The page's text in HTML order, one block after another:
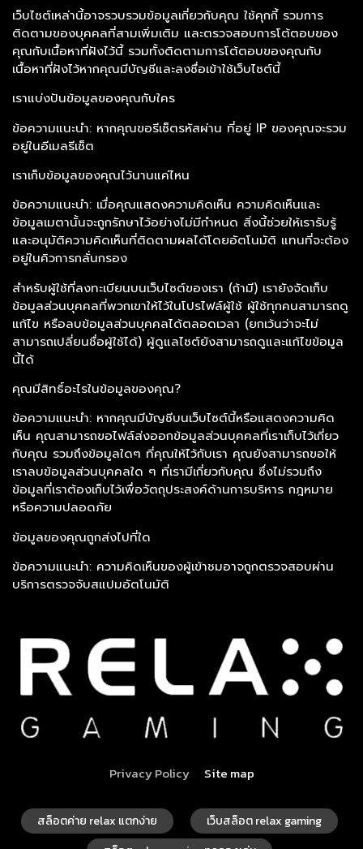
เว็บไซต์เหล่านี้อาจรวบรวมข้อมูลเกี่ยวกับคุณ ใช้คุกกี้ รวมการ
ติดตามของบุคคลที่สามเพิ่มเติม และตรวจสอบการโต้ตอบของ
คุณกับเนื้อหาที่ฝังไว้นี้ รวมทั้งติดตามการโต้ตอบของคุณกับ
เนื้อหาที่ฝังไว้หากคุณมีบัญชีและลงชื่อเข้าใช้เว็บไซต์นี้
เราแบ่งปันข้อมูลของคุณกับใคร
ข้อความแนะนำ: หากคุณขอรีเซ็ตรหัสผ่าน ที่อยู่ IP ของคุณจะรวม
อยู่ในอีเมลรีเซ็ต
เราเก็บข้อมูลของคุณไว้นานแค่ไหน
ข้อความแนะนำ: เมื่อคุณแสดงความคิดเห็น ความคิดเห็นและ
ข้อมูลเมตานั้นจะถูกรักษาไว้อย่างไม่มีกำหนด สิ่งนี้ช่วยให้เรารับรู้
และอนุมัติความคิดเห็นที่ติดตามผลได้โดยอัตโนมัติ แทนที่จะต้อง
อยู่ในคิวการกลั่นกรอง
สำหรับผู้ใช้ที่ลงทะเบียนบนเว็บไซต์ของเรา (ถ้ามี) เรายังจัดเก็บ
ข้อมูลส่วนบุคคลที่พวกเขาให้ไว้ในโปรไฟล์ผู้ใช้ ผู้ใช้ทุกคนสามารถดู
แก้ไข หรือลบข้อมูลส่วนบุคคลได้ตลอดเวลา (ยกเว้นว่าจะไม่
สามารถเปลี่ยนชื่อผู้ใช้ได้) ผู้ดูแลไซต์ยังสามารถดูและแก้ไขข้อมูล
นี้ได้
คุณมีสิทธิ์อะไรในข้อมูลของคุณ?
ข้อความแนะนำ: หากคุณมีบัญชีบนเว็บไซต์นี้หรือแสดงความคิด
เห็น คุณสามารถขอไฟล์ส่งออกข้อมูลส่วนบุคคลที่เราเก็บไว้เกี่ยว
กับคุณ รวมถึงข้อมูลใดๆ ที่คุณให้ไว้กับเรา คุณยังสามารถขอให้
เราลบข้อมูลส่วนบุคคลใด ๆ ที่เรามีเกี่ยวกับคุณ ซึ่งไม่รวมถึง
ข้อมูลที่เราต้องเก็บไว้เพื่อวัตถุประสงค์ด้านการบริหาร กฎหมาย
หรือความปลอดภัย
ข้อมูลของคุณถูกส่งไปที่ใด
ข้อความแนะนำ: ความคิดเห็นของผู้เข้าชมอาจถูกตรวจสอบผ่าน
บริการตรวจจับสแปมอัตโนมัติ
Privacy Policy Site map
สล็อตค่าย relax แตกง่าย
เว็บสล็อต relax gaming